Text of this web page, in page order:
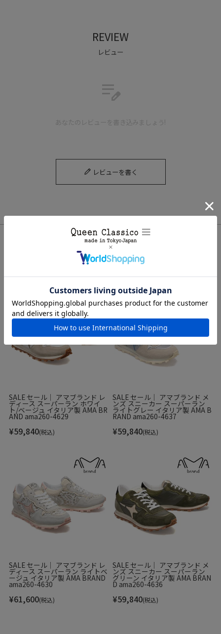
REVIEW
レビュー
edit_note
あなたのレビューを書き込みましょう!
レビューを書く
あなたにおすすめ
SALE セール｜ アマブランド レ
ディース スーパーラン ホワイ
ト/ベージュ イタリア製 AMA BR
AND ama260-4629
¥59,840(税込)
SALE セール｜ アマブランド メ
ンズ スニーカー スーパーラン
ライトグレー イタリア製 AMA B
RAND ama260-4637
¥59,840(税込)
SALE セール｜ アマブランド レ
ディース スーパーラン ライトベ
ージュ イタリア製 AMA BRAND
ama260-4630
¥61,600(税込)
SALE セール｜ アマブランド メ
ンズ スニーカー スーパーラン
グリーン イタリア製 AMA BRAN
D ama260-4636
¥59,840(税込)